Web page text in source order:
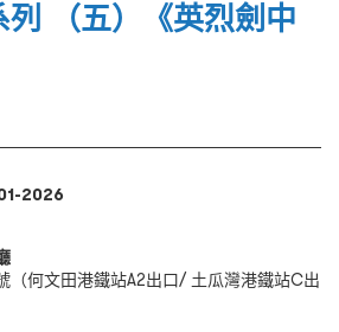
（五）《英烈劍中
2026
（何文田港鐵站A2出口/ 土瓜灣港鐵站C出